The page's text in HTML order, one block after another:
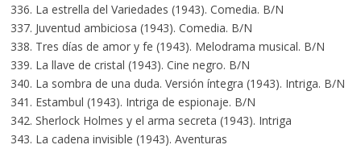
336. La estrella del Variedades (1943). Comedia. B/N
337. Juventud ambiciosa (1943). Comedia. B/N
338. Tres días de amor y fe (1943). Melodrama musical. B/N
339. La llave de cristal (1943). Cine negro. B/N
340. La sombra de una duda. Versión íntegra (1943). Intriga. B/N
341. Estambul (1943). Intriga de espionaje. B/N
342. Sherlock Holmes y el arma secreta (1943). Intriga
343. La cadena invisible (1943). Aventuras